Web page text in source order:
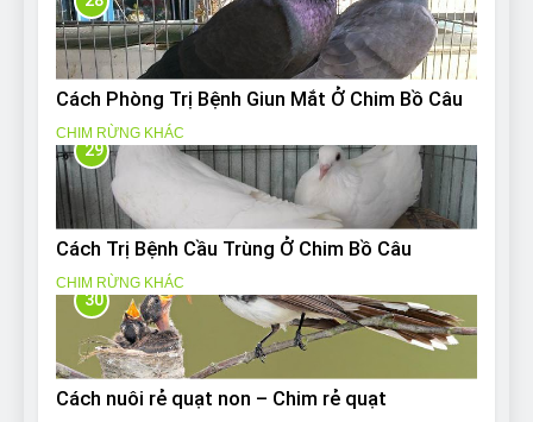
Cách Phòng Trị Bệnh Giun Mắt Ở Chim Bồ Câu
CHIM RỪNG KHÁC
29
Cách Trị Bệnh Cầu Trùng Ở Chim Bồ Câu
CHIM RỪNG KHÁC
30
Cách nuôi rẻ quạt non – Chim rẻ quạt